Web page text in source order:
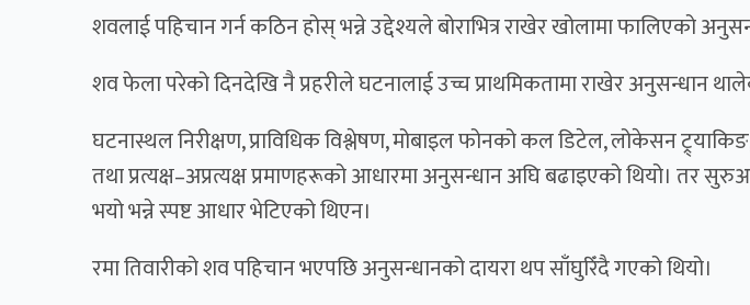
शवलाई पहिचान गर्न कठिन होस् भन्ने उद्देश्यले बोराभित्र राखेर खोलामा फालिएको
शव फेला परेको दिनदेखि नै प्रहरीले घटनालाई उच्च प्राथमिकतामा राखेर अनुसन्धान
घटनास्थल निरीक्षण, प्राविधिक विश्लेषण, मोबाइल फोनको कल डिटेल, लोकेसन
तथा प्रत्यक्ष–अप्रत्यक्ष प्रमाणहरूको आधारमा अनुसन्धान अघि बढाइएको थियो। तर
भयो भन्ने स्पष्ट आधार भेटिएको थिएन।
रमा तिवारीको शव पहिचान भएपछि अनुसन्धानको दायरा थप साँघुरिँदै गएको थियो।